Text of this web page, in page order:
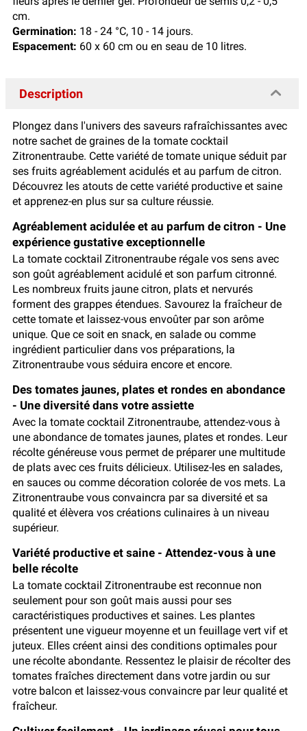
cm.
Germination: 18 - 24 °C, 10 - 14 jours.
Espacement: 60 x 60 cm ou en seau de 10 litres.
Description
Plongez dans l'univers des saveurs rafraîchissantes avec
notre sachet de graines de la tomate cocktail
Zitronentraube. Cette variété de tomate unique séduit par
ses fruits agréablement acidulés et au parfum de citron.
Découvrez les atouts de cette variété productive et saine
et apprenez-en plus sur sa culture réussie.
Agréablement acidulée et au parfum de citron - Une
expérience gustative exceptionnelle
La tomate cocktail Zitronentraube régale vos sens avec
son goût agréablement acidulé et son parfum citronné.
Les nombreux fruits jaune citron, plats et nervurés
forment des grappes étendues. Savourez la fraîcheur de
cette tomate et laissez-vous envoûter par son arôme
unique. Que ce soit en snack, en salade ou comme
ingrédient particulier dans vos préparations, la
Zitronentraube vous séduira encore et encore.
Des tomates jaunes, plates et rondes en abondance
- Une diversité dans votre assiette
Avec la tomate cocktail Zitronentraube, attendez-vous à
une abondance de tomates jaunes, plates et rondes. Leur
récolte généreuse vous permet de préparer une multitude
de plats avec ces fruits délicieux. Utilisez-les en salades,
en sauces ou comme décoration colorée de vos mets. La
Zitronentraube vous convaincra par sa diversité et sa
qualité et élèvera vos créations culinaires à un niveau
supérieur.
Variété productive et saine - Attendez-vous à une
belle récolte
La tomate cocktail Zitronentraube est reconnue non
seulement pour son goût mais aussi pour ses
caractéristiques productives et saines. Les plantes
présentent une vigueur moyenne et un feuillage vert vif et
juteux. Elles créent ainsi des conditions optimales pour
une récolte abondante. Ressentez le plaisir de récolter des
tomates fraîches directement dans votre jardin ou sur
votre balcon et laissez-vous convaincre par leur qualité et
fraîcheur.